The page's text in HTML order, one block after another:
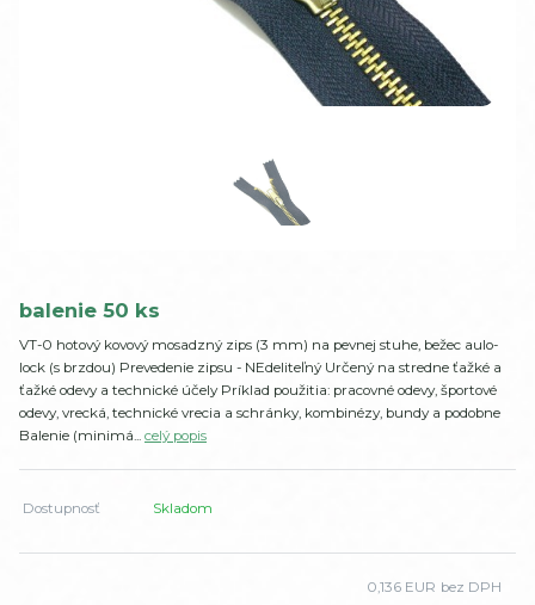
balenie 50 ks
VT-0 hotový kovový mosadzný zips (3 mm) na pevnej stuhe, bežec aulo-
lock (s brzdou) Prevedenie zipsu - NEdeliteľný Určený na stredne ťažké a
ťažké odevy a technické účely Príklad použitia: pracovné odevy, športové
odevy, vrecká, technické vrecia a schránky, kombinézy, bundy a podobne
Balenie (minimá... celý popis
Dostupnosť Skladom
0,136 EUR bez DPH